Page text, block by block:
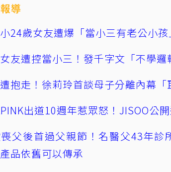
導
24歲女友遭爆「當小三有老公小
友遭控當小三！發千字文「不學邏
抱走！徐莉玲首談母子分離內幕「
出道10週年惹眾怒！JISOO公
父後首過父親節！名醫父43年
品依舊可以傳承